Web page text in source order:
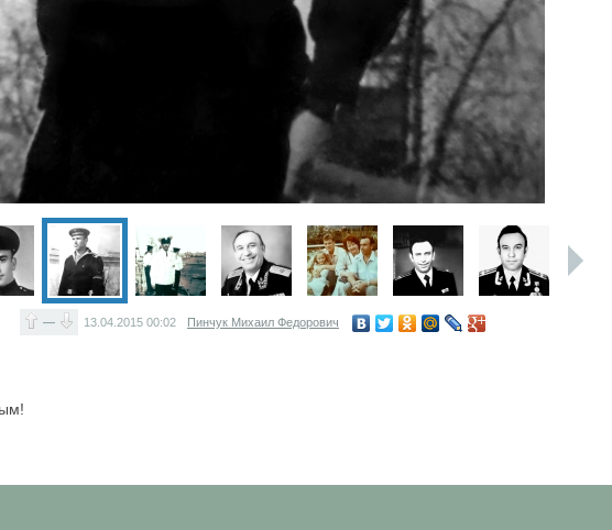
— 13.04.2015 00:02 Пинчук Михаил Федорович